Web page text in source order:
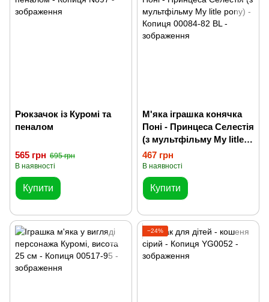
Рюкзачок із Куромі та
пеналом
565 грн 695 грн
В наявності
Купити
М'яка іграшка конячка
Поні - Принцеса Селестія
(з мультфільму My litle
pony)
467 грн
В наявності
Купити
−24%